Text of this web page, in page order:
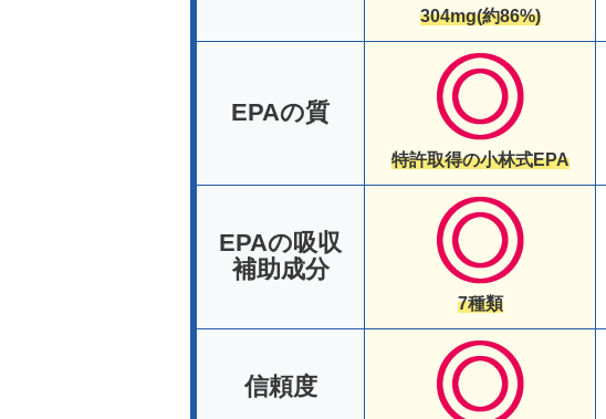
304mg(約86%)
EPAの質
特許取得の小林式EPA
EPAの吸収
補助成分
7種類
信頼度